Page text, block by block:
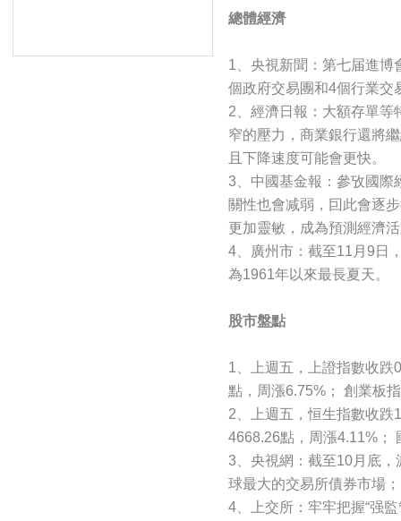
總體經濟
1、央視新聞：第七届進博
個政府交易團和4個行業交
2、經濟日報：大額存單等
窄的壓力，商業銀行還將
且下降速度可能會更快。
3、中國基金報：參攷國際
關性也會减弱，囙此會逐
更加靈敏，成為預測經濟
4、廣州市：截至11月9日
為1961年以來最長夏天。
股市盤點
1、上週五，上證指數收跌
點，周漲6.75%； 創業板
2、上週五，恒生指數收跌
4668.26點，周漲4.11%；
3、央視網：截至10月底
球最大的交易所債券市場
4、上交所：牢牢把握“强